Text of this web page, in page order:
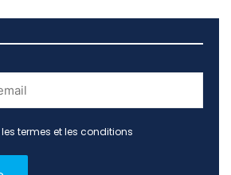
termes et les conditions